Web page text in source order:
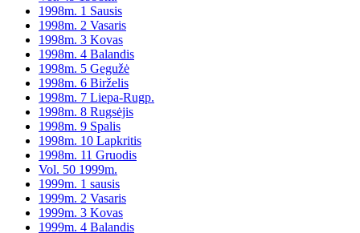
1998m. 1 Sausis
1998m. 2 Vasaris
1998m. 3 Kovas
1998m. 4 Balandis
1998m. 5 Gegužė
1998m. 6 Birželis
1998m. 7 Liepa-Rugp.
1998m. 8 Rugsėjis
1998m. 9 Spalis
1998m. 10 Lapkritis
1998m. 11 Gruodis
Vol. 50 1999m.
1999m. 1 sausis
1999m. 2 Vasaris
1999m. 3 Kovas
1999m. 4 Balandis